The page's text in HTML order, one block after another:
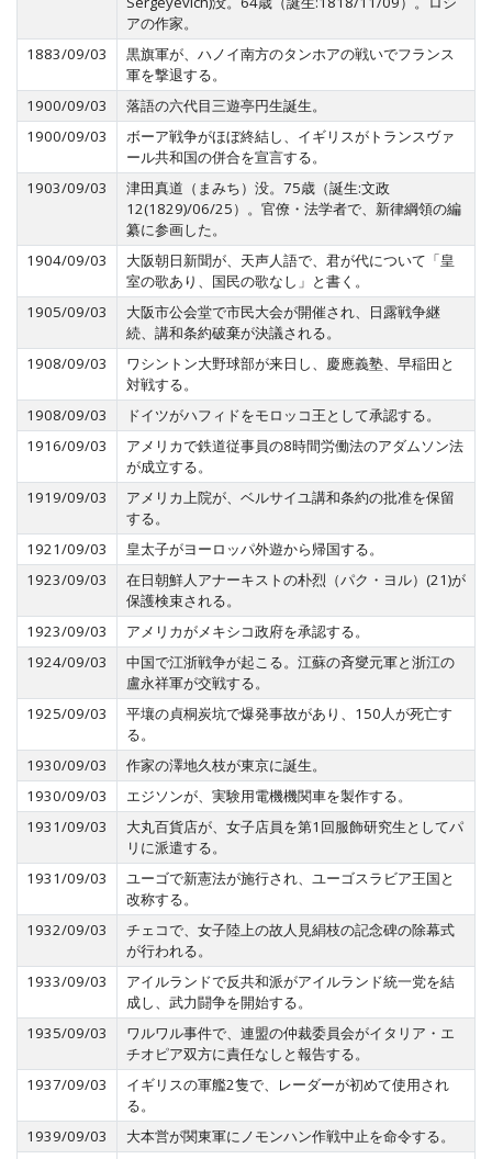
アの作家。
1883/09/03
黒旗軍が、ハノイ南方のタンホアの戦いでフランス
軍を撃退する。
1900/09/03
落語の六代目三遊亭円生誕生。
1900/09/03
ボーア戦争がほぼ終結し、イギリスがトランスヴァ
ール共和国の併合を宣言する。
1903/09/03
津田真道（まみち）没。75歳（誕生:文政
12(1829)/06/25）。官僚・法学者で、新律綱領の編
纂に参画した。
1904/09/03
大阪朝日新聞が、天声人語で、君が代について「皇
室の歌あり、国民の歌なし」と書く。
1905/09/03
大阪市公会堂で市民大会が開催され、日露戦争継
続、講和条約破棄が決議される。
1908/09/03
ワシントン大野球部が来日し、慶應義塾、早稲田と
対戦する。
1908/09/03
ドイツがハフィドをモロッコ王として承認する。
1916/09/03
アメリカで鉄道従事員の8時間労働法のアダムソン法
が成立する。
1919/09/03
アメリカ上院が、ベルサイユ講和条約の批准を保留
する。
1921/09/03
皇太子がヨーロッパ外遊から帰国する。
1923/09/03
在日朝鮮人アナーキストの朴烈（パク・ヨル）(21)が
保護検束される。
1923/09/03
アメリカがメキシコ政府を承認する。
1924/09/03
中国で江浙戦争が起こる。江蘇の斉燮元軍と浙江の
盧永祥軍が交戦する。
1925/09/03
平壤の貞桐炭坑で爆発事故があり、150人が死亡す
る。
1930/09/03
作家の澤地久枝が東京に誕生。
1930/09/03
エジソンが、実験用電機機関車を製作する。
1931/09/03
大丸百貨店が、女子店員を第1回服飾研究生としてパ
リに派遣する。
1931/09/03
ユーゴで新憲法が施行され、ユーゴスラビア王国と
改称する。
1932/09/03
チェコで、女子陸上の故人見絹枝の記念碑の除幕式
が行われる。
1933/09/03
アイルランドで反共和派がアイルランド統一党を結
成し、武力闘争を開始する。
1935/09/03
ワルワル事件で、連盟の仲裁委員会がイタリア・エ
チオピア双方に責任なしと報告する。
1937/09/03
イギリスの軍艦2隻で、レーダーが初めて使用され
る。
1939/09/03
大本営が関東軍にノモンハン作戦中止を命令する。